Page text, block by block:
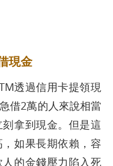
現金
透過信用卡提領現
借2萬的人來說相當
拿到現金。但是這
如果長期依賴，容
的金錢壓力陷入死